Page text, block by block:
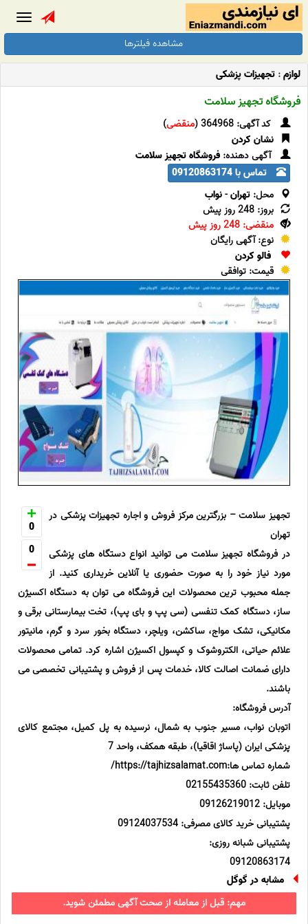
مشاهده فیلترها
لوازم: تجهیزات پزشکی
فروشگاه تجهیز سلامت
کد آگهی: 364968 ( منقضی)
نشان کردن
آگهی دهنده: فروشگاه تجهیز سلامت
تماس با 09120863174
محل: تهران-نواب
بروز: 248 روز پیش
منقضی: 248 روز پیش
نوع: آگهی رایگان
فالو کردن
قیمت: توافقی
0
0
تجهیز سلامت – بزرگترین مرکز فروش و اجاره تجهیزات پزشکی در
تهران
در فروشگاه تجهیز سلامت می توانید انواع دستگاه های پزشکی
مورد نیاز خود را به صورت حضوری یا آنلاین خریداری کنید. از
جمله محبوب ترین محصولات این فروشگاه می توان به دستگاه اکسیژن
ساز، دستگاه کمک تنفسی (سی پپ و بای پپ)، تخت بیمارستانی برقی و
مکانیکی، تشک مواج، ساکشن، ویلچر، دستگاه بخور سرد و گرم، مانیتور
علائم حیاتی، الکتروشوک و کپسول اکسیژن اشاره کرد. تمامی محصولات
دارای ضمانت اصالت کالا، خدمات پس از فروش و پشتیبانی تخصصی می
باشند.
آدرس فروشگاه:
اتوبان نواب، مسیر جنوب به شمال، نرسیده به پل کمیل، مجتمع کالای
پزشکی ایران (پاساژ اقاقیا)، طبقه همکف، واحد 7
شماره تماس ها:https://tajhizsalamat.com/
تلفن ثابت: 02155435360
موبایل: 09126219012
پشتیبانی خرید کالای مصرفی: 09124037534
پشتیبانی شبانه روزی:
09120863174
مشابه در گوگل
مهم: قبل از معامله از صحت آگهی مطمئن شوید.